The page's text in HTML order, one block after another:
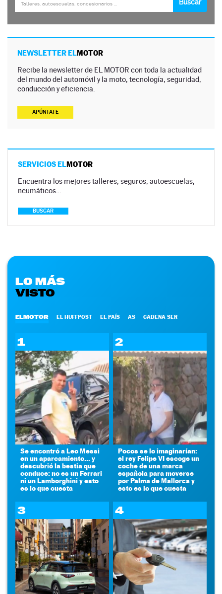
NEWSLETTER ELMOTOR
Recibe la newsletter de EL MOTOR con toda la actualidad
del mundo del automóvil y la moto, tecnología, seguridad,
conducción y eficiencia.
APÚNTATE
SERVICIOS ELMOTOR
Encuentra los mejores talleres, seguros, autoescuelas,
neumáticos…
BUSCAR
LO MÁS
VISTO
ELMOTOR EL HUFFPOST EL PAÍS AS CADENA SER
1
Se encontró a Leo Messi
en un aparcamiento... y
descubrió la bestia que
conduce: no es un Ferrari
ni un Lamborghini y esto
es lo que cuesta
2
Pocos se lo imaginarían:
el rey Felipe VI escoge un
coche de una marca
española para moverse
por Palma de Mallorca y
esto es lo que cuesta
3 4